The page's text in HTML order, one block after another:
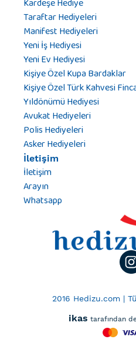
Taraftar Hediyeleri
Manifest Hediyeleri
Yeni İş Hediyesi
Yeni Ev Hediyesi
Kişiye Özel Kupa Bardaklar
Kişiye Özel Türk Kahvesi
Yıldönümü Hediyesi
Avukat Hediyeleri
Polis Hediyeleri
Asker Hediyeleri
İletişim
İletişim
Arayın
Whatsapp
2016 Hedizu.com |
ikas tarafından